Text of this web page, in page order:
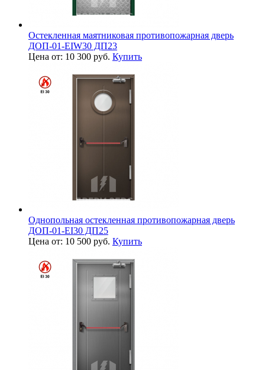
Остекленная маятниковая противопожарная дверь
ДОП-01-EIW30 ДП23
Цена от: 10 300 руб. Купить
Однопольная остекленная противопожарная дверь
ДОП-01-EI30 ДП25
Цена от: 10 500 руб. Купить